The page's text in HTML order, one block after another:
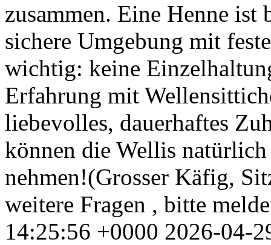
zusammen. Eine Henne
sichere Umgebung mit
wichtig: keine
Erfahrung mit
liebevolles, dauerhaftes
können die Wellis
nehmen!(Grosser Käfig,
weitere Fragen , bitte
14:25:56 +0000 2026-04-